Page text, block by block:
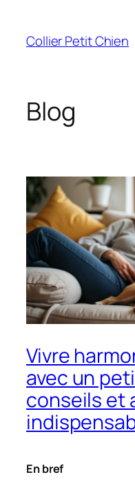
contenu
Collier Petit Chien
Blog
Vivre
avec un
conseils et
En bref